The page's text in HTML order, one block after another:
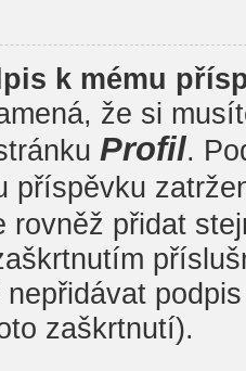
k mému
že si
Profil.
příspěvku
rovněž přidat
zaškrtnutí).